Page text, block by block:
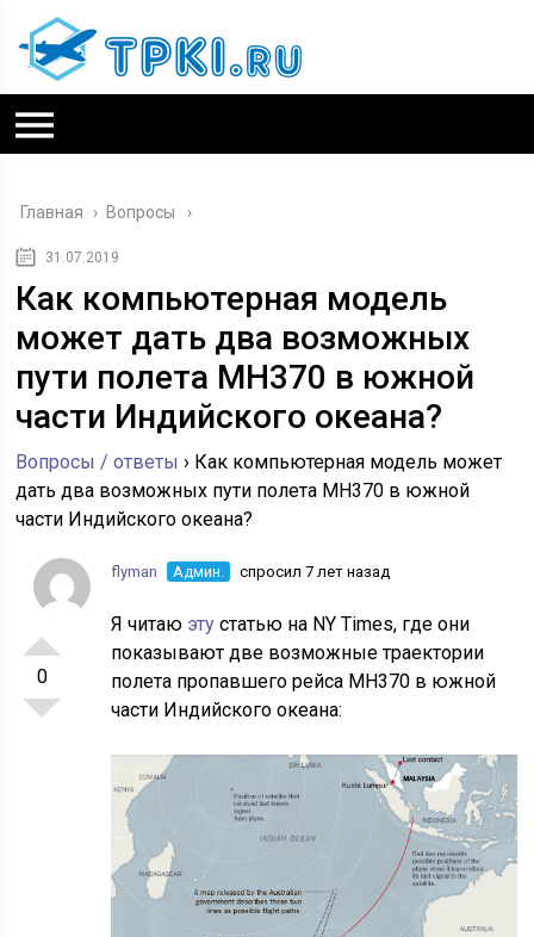
Главная › Вопросы
31.07.2019
Как компьютерная модель
может дать два возможных
пути полета MH370 в южной
части Индийского океана?
Вопросы / ответы › Как компьютерная модель может
дать два возможных пути полета MH370 в южной
части Индийского океана?
0
flyman Админ. спросил 7 лет назад
Я читаю этустатью на NY Times, где они
показывают две возможные траектории
полета пропавшего рейса MH370 в южной
части Индийского океана: